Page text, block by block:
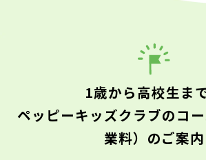
1歳から高校生ま
ペッピーキッズクラブのコ
業料）のご案内